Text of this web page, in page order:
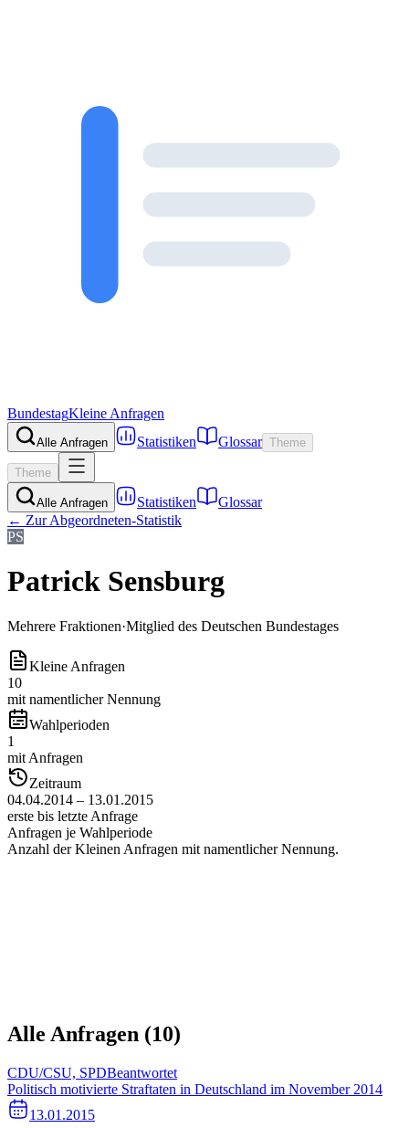
BundestagKleine Anfragen
Alle Anfragen Statistiken Glossar Theme
Theme
Alle Anfragen Statistiken
Glossar
← Zur Abgeordneten-Statistik
PS
Patrick Sensburg
Mehrere Fraktionen·Mitglied des Deutschen Bundestages
Kleine Anfragen
10
mit namentlicher Nennung
Wahlperioden
1
mit Anfragen
Zeitraum
04.04.2014 – 13.01.2015
erste bis letzte Anfrage
Anfragen je Wahlperiode
Anzahl der Kleinen Anfragen mit namentlicher Nennung.
Alle Anfragen (10)
CDU/CSU, SPDBeantwortet
Politisch motivierte Straftaten in Deutschland im November 2014
13.01.2015